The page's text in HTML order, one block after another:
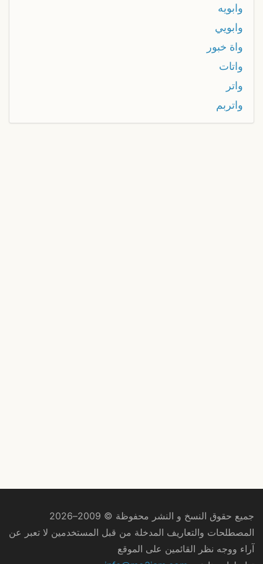
وابويه
وابويي
واة خبور
واتات
واتر
واتربم
جميع حقوق النسخ و النشر محفوظة © 2009–2026
المصطلحات والتعاريف المدخلة من قبل المستخدمين لا تعبر عن
آراء ووجه نظر القائمين على الموقع